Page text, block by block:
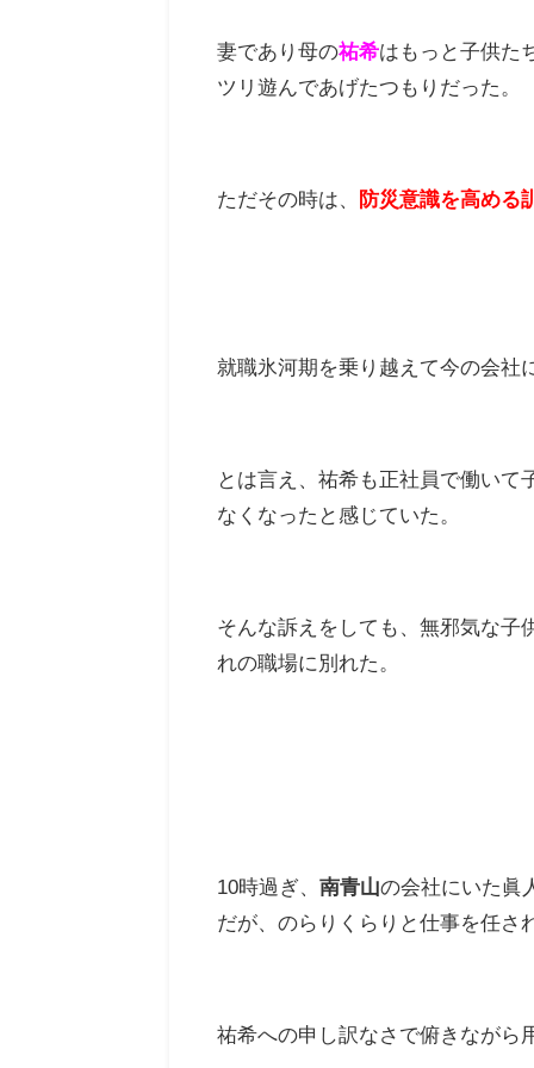
妻であり母の祐希はもっと子供た
ツリ遊んであげたつもりだった。
ただその時は、 防災意識を高める
就職氷河期を乗り越えて今の会社
とは言え、祐希も正社員で働いて
なくなったと感じていた。
そんな訴えをしても、無邪気な子
れの職場に別れた。
10時過ぎ、南青山の会社にいた眞
だが、のらりくらりと仕事を任さ
祐希への申し訳なさで俯きながら